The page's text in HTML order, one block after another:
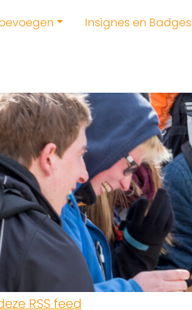
Insignes en Badges
RSS feed